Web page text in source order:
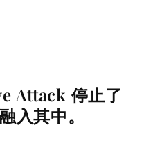
Attack 停止了
入其中。